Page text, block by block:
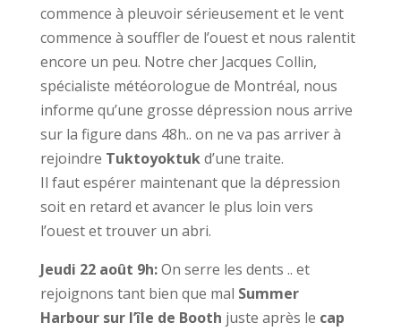
commence à pleuvoir sérieusement et le vent
commence à souffler de l’ouest et nous ralentit
encore un peu. Notre cher Jacques Collin,
spécialiste météorologue de Montréal, nous
informe qu’une grosse dépression nous arrive
sur la figure dans 48h.. on ne va pas arriver à
rejoindre Tuktoyoktukd’une traite.
Il faut espérer maintenant que la dépression
soit en retard et avancer le plus loin vers
l’ouest et trouver un abri.
Jeudi 22 août 9h:On serre les dents .. et
rejoignons tant bien que mal Summer
Harbour sur l’île de Booth juste après le cap